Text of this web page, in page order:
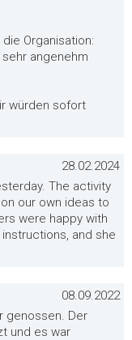
Organisation:
angenehm
würden sofort
28.02.2024
The activity
our own ideas to
were happy with
and she
08.09.2022
genossen. Der
und es war